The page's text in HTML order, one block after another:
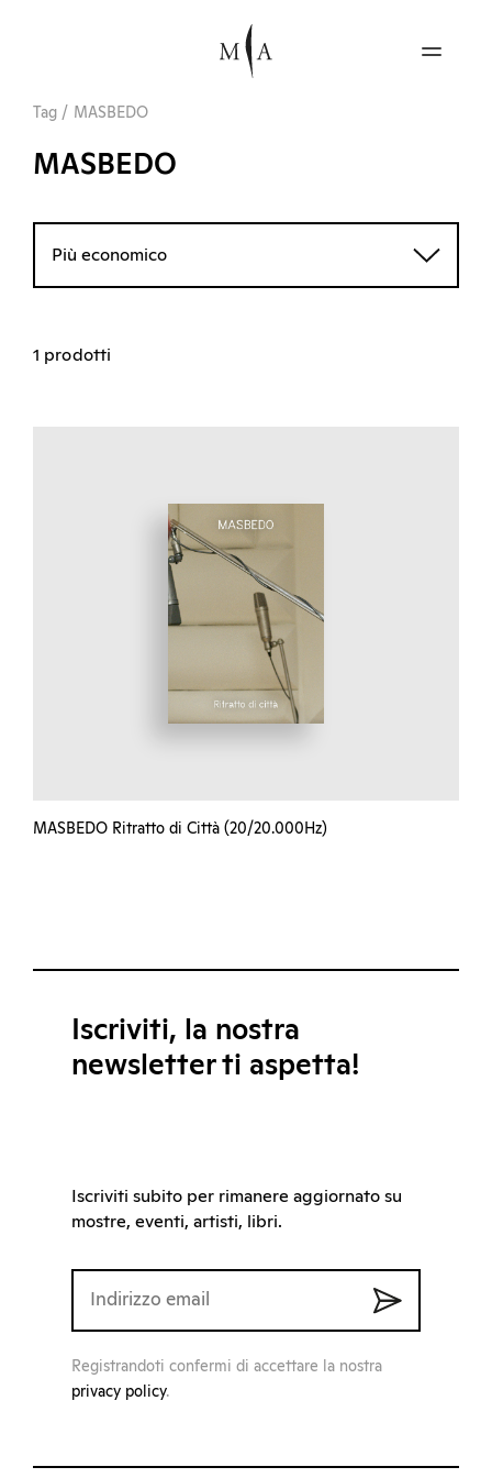
Tag / MASBEDO
MASBEDO
Più economico
1 prodotti
MASBEDO Ritratto di Città (20/20.000Hz)
Iscriviti, la nostra
newsletter ti aspetta!
Iscriviti subito per rimanere aggiornato su
mostre, eventi, artisti, libri.
Registrandoti confermi di accettare la nostra
privacy policy.